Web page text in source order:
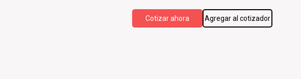
Cotizar ahora Agregar al cotizador